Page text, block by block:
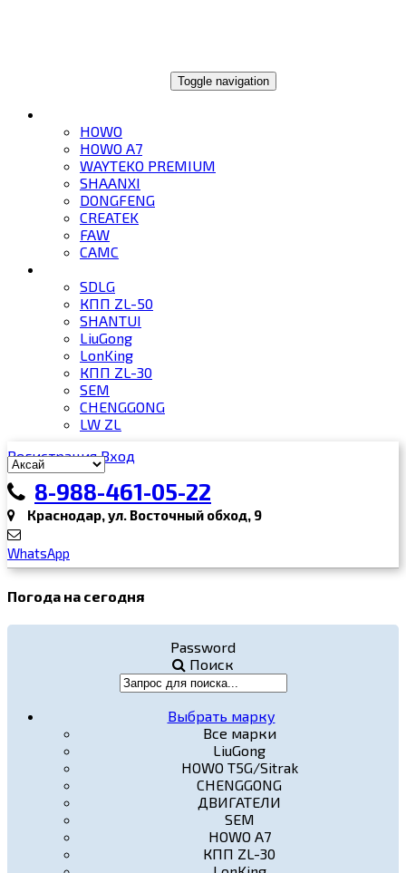
Toggle navigation
HOWO
HOWO A7
WAYTEKO PREMIUM
SHAANXI
DONGFENG
CREATEK
FAW
CAMC
SDLG
КПП ZL-50
SHANTUI
LiuGong
LonKing
КПП ZL-30
SEM
CHENGGONG
LW ZL
Регистрация Вход
8-988-461-05-22
Краснодар, ул. Восточный обход, 9
WhatsApp
Погода на сегодня
Password
Поиск
Выбрать марку
Все марки
LiuGong
HOWO T5G/Sitrak
CHENGGONG
ДВИГАТЕЛИ
SEM
HOWO A7
КПП ZL-30